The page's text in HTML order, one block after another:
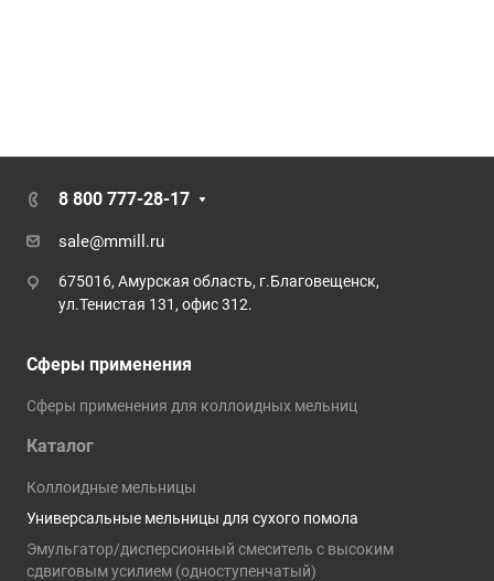
8 800 777-28-17
sale@mmill.ru
675016, Амурская область, г.Благовещенск,
ул.Тенистая 131, офис 312.
Сферы применения
Сферы применения для коллоидных мельниц
Каталог
Коллоидные мельницы
Универсальные мельницы для сухого помола
Эмульгатор/дисперсионный смеситель с высоким
сдвиговым усилием (одноступенчатый)